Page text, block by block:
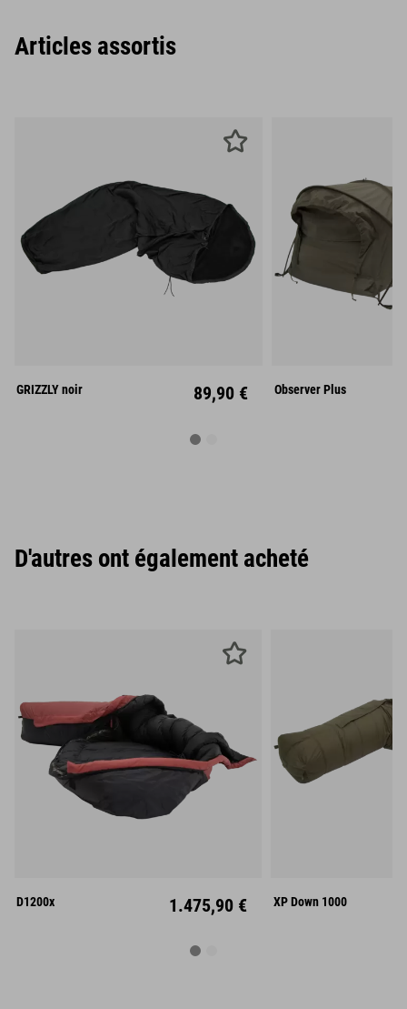
Articles assortis
GRIZZLY noir 89,90 € Observer Plus
D'autres ont également acheté
Rechts
D1200x 1.475,90 € XP Down 1000